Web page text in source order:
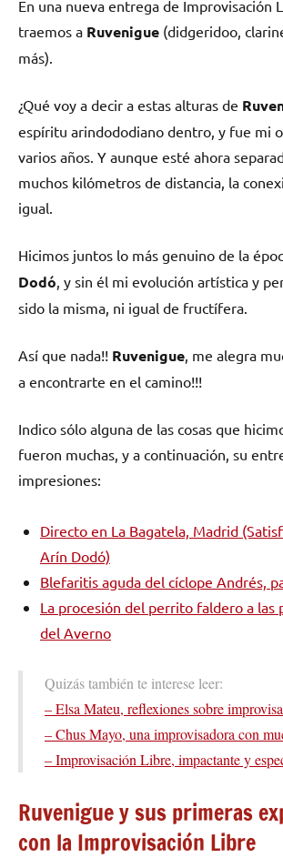
En una nueva entrega de Improvisación
traemos a Ruvenigue (didgeridoo,
más).
¿Qué voy a decir a estas alturas de
espíritu arindododiano dentro, y fue mi
varios años. Y aunque esté ahora
muchos kilómetros de distancia, la
igual.
Hicimos juntos lo más genuino de la
Dodó , y sin él mi evolución artística y
sido la misma, ni igual de fructífera.
Así que nada!! Ruvenigue , me alegra
a encontrarte en el camino!!!
Indico sólo alguna de las cosas que
fueron muchas, y a continuación, su
impresiones:
Directo en La Bagatela, Madrid
Arín Dodó)
Blefaritis aguda del cíclope Andrés,
La procesión del perrito faldero a las
del Averno
Quizás también te interese leer:
– Elsa Mateu, reflexiones sobre
– Chus Mayo, una improvisadora con
– Improvisación Libre, impactante y
Ruvenigue y sus primeras
con la Improvisación Libre